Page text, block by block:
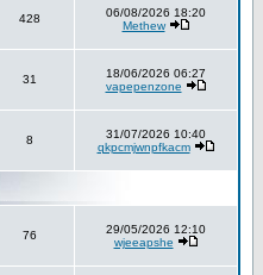
428
06/08/2026 18:20
Methew
31
18/06/2026 06:27
vapepenzone
8
31/07/2026 10:40
qkpcmjwnpfkacm
76
29/05/2026 12:10
wjeeapshe